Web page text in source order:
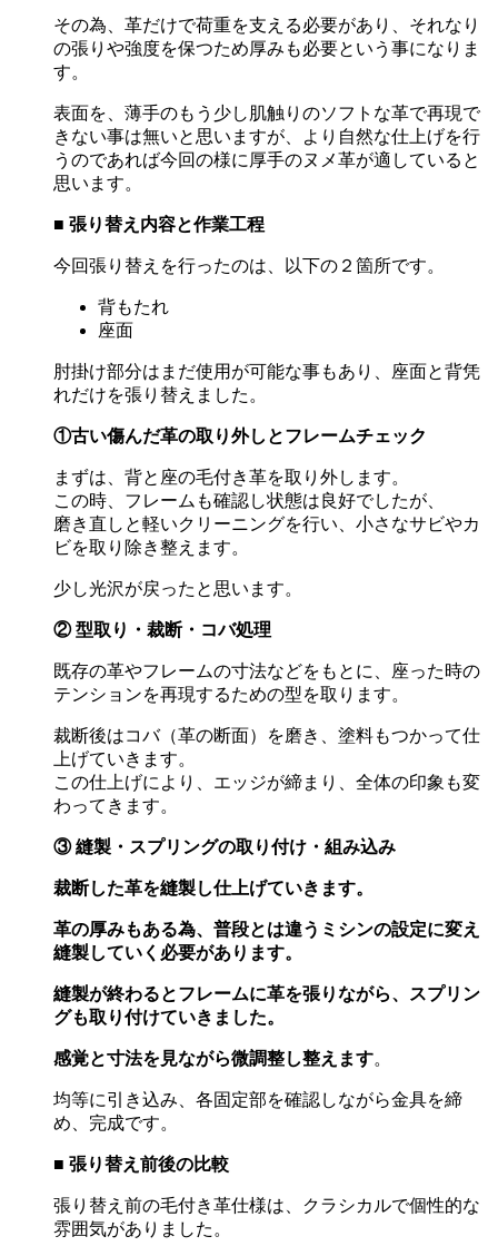
その為、革だけで荷重を支える必要があり、それなり
の張りや強度を保つため厚みも必要という事になりま
す。
表面を、薄手のもう少し肌触りのソフトな革で再現で
きない事は無いと思いますが、より自然な仕上げを行
うのであれば今回の様に厚手のヌメ革が適していると
思います。
■ 張り替え内容と作業工程
今回張り替えを行ったのは、以下の２箇所です。
背もたれ
座面
肘掛け部分はまだ使用が可能な事もあり、座面と背凭
れだけを張り替えました。
①古い傷んだ革の取り外しとフレームチェック
まずは、背と座の毛付き革を取り外します。
この時、フレームも確認し状態は良好でしたが、
磨き直しと軽いクリーニングを行い、小さなサビやカ
ビを取り除き整えます。
少し光沢が戻ったと思います。
②型取り・裁断・コバ処理
既存の革やフレームの寸法などをもとに、座った時の
テンションを再現するための型を取ります。
裁断後はコバ（革の断面）を磨き、塗料もつかって仕
上げていきます。
この仕上げにより、エッジが締まり、全体の印象も変
わってきます。
③縫製・スプリングの取り付け・組み込み
裁断した革を縫製し仕上げていきます。
革の厚みもある為、普段とは違うミシンの設定に変え
縫製していく必要があります。
縫製が終わるとフレームに革を張りながら、スプリン
グも取り付けていきました。
感覚と寸法を見ながら微調整し整えます。
均等に引き込み、各固定部を確認しながら金具を締
め、完成です。
■ 張り替え前後の比較
張り替え前の毛付き革仕様は、クラシカルで個性的な
雰囲気がありました。